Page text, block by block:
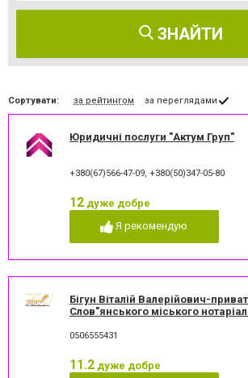
ЗНАЙТИ
Сортувати: за рейтингом за переглядами
Юридичні послуги "Актум Груп"
+380(67)566-47-09, +380(50)347-05-80
12 дуже добре
Я рекомендую
Бігун Віталій Валерійович-
Слов"янського міського
0506555431
11.2 дуже добре